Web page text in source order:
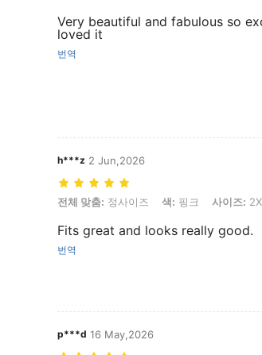
Very beautiful and fabulous so
loved it
번역
h***z 2 Jun,2026
전체 맞춤: 정사이즈, 색: 핑크, 사이즈: 2XL
전체 맞춤: 정사이즈 색: 핑크 사이즈:
Fits great and looks really good.
번역
p***d 16 May,2026